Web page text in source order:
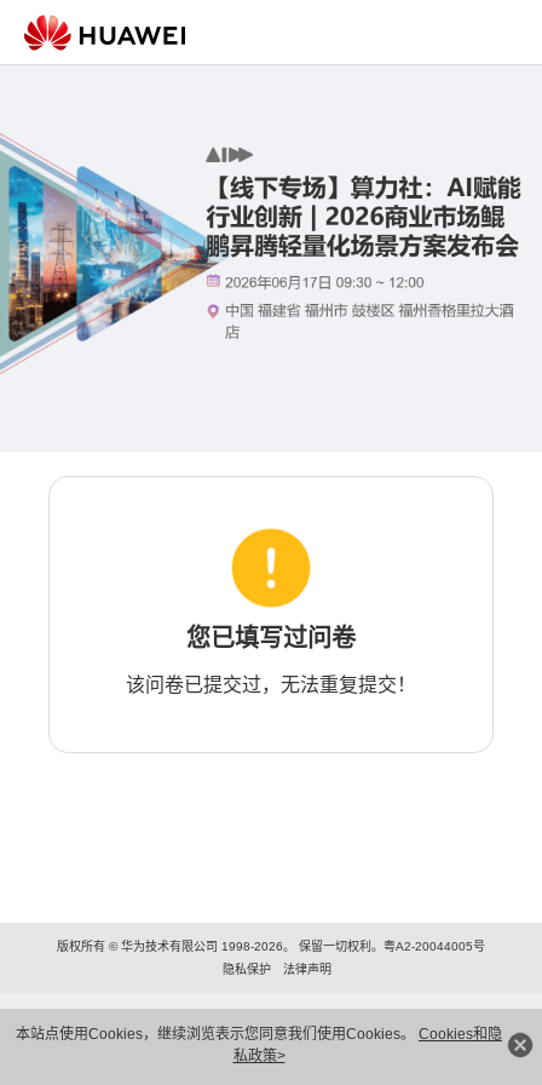
本站点使用Cookies，继续浏览表示您同意我们使用Cookies。 Cookies和隐
私政策>
您已填写过问卷
该问卷已提交过，无法重复提交！
版权所有 © 华为技术有限公司 1998-2026。 保留一切权利。粤A2-20044005号
隐私保护
法律声明